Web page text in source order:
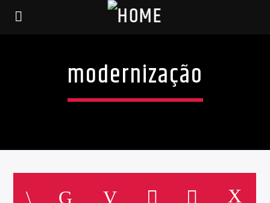
modernização